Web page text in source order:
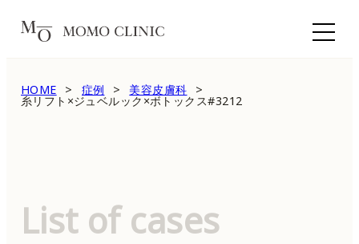
HOME 症例 美容皮膚科
糸リフト×ジュベルック×ボトックス#3212
List of cases